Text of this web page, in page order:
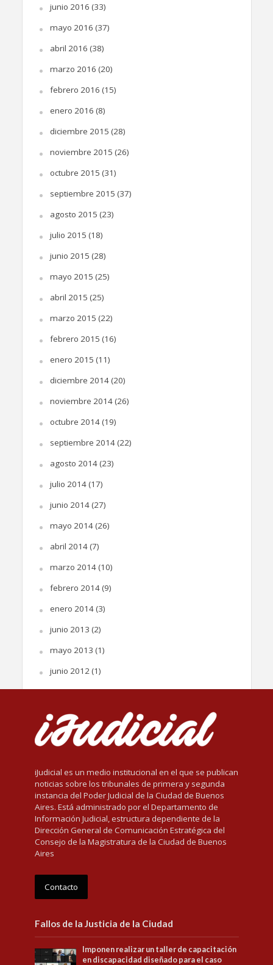
junio 2016 (33)
mayo 2016 (37)
abril 2016 (38)
marzo 2016 (20)
febrero 2016 (15)
enero 2016 (8)
diciembre 2015 (28)
noviembre 2015 (26)
octubre 2015 (31)
septiembre 2015 (37)
agosto 2015 (23)
julio 2015 (18)
junio 2015 (28)
mayo 2015 (25)
abril 2015 (25)
marzo 2015 (22)
febrero 2015 (16)
enero 2015 (11)
diciembre 2014(20)
noviembre 2014(26)
octubre 2014(19)
septiembre 2014(22)
agosto 2014(23)
julio 2014(17)
junio 2014(27)
mayo 2014(26)
abril 2014(7)
marzo 2014(10)
febrero 2014(9)
enero 2014(3)
junio 2013 (2)
mayo 2013 (1)
junio 2012(1)
iJudicial es un medio institucional en el que se publican
noticias sobre los tribunales de primera y segunda
instancia del Poder Judicial de la Ciudad de Buenos
Aires. Está administrado por el Departamento de
Información Judicial, estructura dependiente de la
Dirección General de Comunicación Estratégica del
Consejo de la Magistratura de la Ciudad de Buenos
Aires
Contacto
Fallos de la Justicia de la Ciudad
Imponen realizar un taller de capacitación
en discapacidad diseñado para el caso